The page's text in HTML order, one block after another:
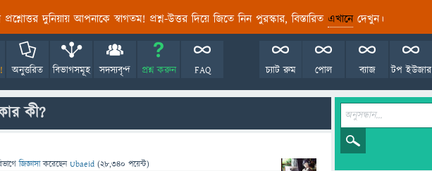
প্রশ্নোত্তর দুনিয়ায় আপনাকে স্বাগতম! প্রশ্ন-উত্তর দিয়ে জিতে নিন পুরস্কার, বিস্তারিত এখানেদেখুন।
অনুত্তরিত বিভাগসমূহ সদস্যবৃন্দ প্রশ্ন করুন FAQ টপ ইউজার
ব্যাজ
পোল
চ্যাট রুম
কী?
জিজ্ঞাসাকরেছেনUbaeid (28,340 পয়েন্ট)